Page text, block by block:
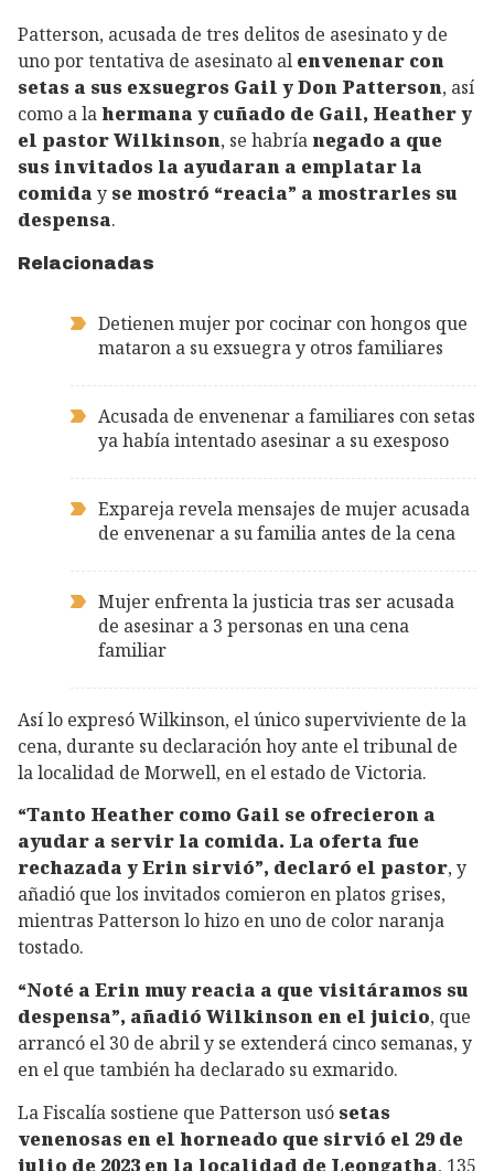
Patterson, acusada de tres delitos de asesinato y de
uno por tentativa de asesinato al envenenar con
setas a sus exsuegros Gail y Don Patterson, así
como a la hermana y cuñado de Gail, Heather y
el pastor Wilkinson, se habría negado a que
sus invitados la ayudaran a emplatar la
comida y se mostró “reacia” a mostrarles su
despensa.
Relacionadas
Detienen mujer por cocinar con hongos que
mataron a su exsuegra y otros familiares
Acusada de envenenar a familiares con setas
ya había intentado asesinar a su exesposo
Expareja revela mensajes de mujer acusada
de envenenar a su familia antes de la cena
Mujer enfrenta la justicia tras ser acusada
de asesinar a 3 personas en una cena
familiar
Así lo expresó Wilkinson, el único superviviente de la
cena, durante su declaración hoy ante el tribunal de
la localidad de Morwell, en el estado de Victoria.
“Tanto Heather como Gail se ofrecieron a
ayudar a servir la comida. La oferta fue
rechazada y Erin sirvió”, declaró el pastor, y
añadió que los invitados comieron en platos grises,
mientras Patterson lo hizo en uno de color naranja
tostado.
“Noté a Erin muy reacia a que visitáramos su
despensa”, añadió Wilkinson en el juicio, que
arrancó el 30 de abril y se extenderá cinco semanas, y
en el que también ha declarado su exmarido.
La Fiscalía sostiene que Patterson usó setas
venenosas en el horneado que sirvió el 29 de
julio de 2023 en la localidad de Leongatha, 135